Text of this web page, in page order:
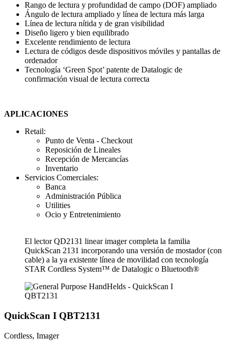
Rango de lectura y profundidad de campo (DOF) ampliado
Ángulo de lectura ampliado y línea de lectura más larga
Línea de lectura nítida y de gran visibilidad
Diseño ligero y bien equilibrado
Excelente rendimiento de lectura
Lectura de códigos desde dispositivos móviles y pantallas de
ordenador
Tecnología ‘Green Spot’ patente de Datalogic de
confirmación visual de lectura correcta
APLICACIONES
Retail:
Punto de Venta - Checkout
Reposición de Lineales
Recepción de Mercancías
Inventario
Servicios Comerciales:
Banca
Administración Pública
Utilities
Ocio y Entretenimiento
El lector QD2131 linear imager completa la familia
QuickScan 2131 incorporando una versión de mostador (con
cable) a la ya existente línea de movilidad con tecnología
STAR Cordless System™ de Datalogic o Bluetooth®
QuickScan I QBT2131
Cordless, Imager